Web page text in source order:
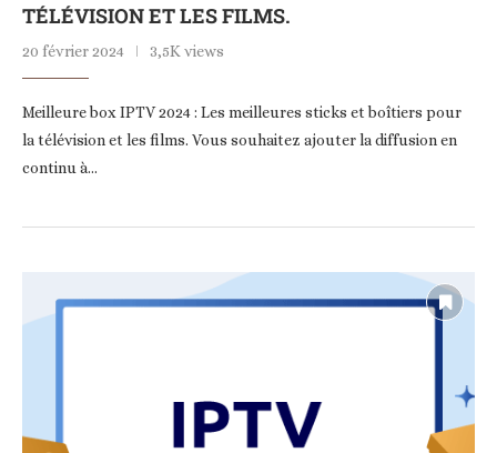
TÉLÉVISION ET LES FILMS.
20 février 2024 3,5K views
Meilleure box IPTV 2024 : Les meilleures sticks et boîtiers pour
la télévision et les films. Vous souhaitez ajouter la diffusion en
continu à…